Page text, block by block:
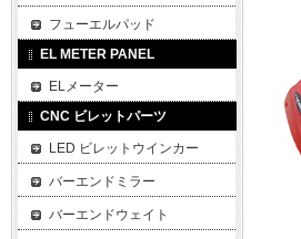
フューエルパッド
EL METER PANEL
ELメーター
CNC ビレットパーツ
LED ビレットウインカー
バーエンドミラー
バーエンドウェイト